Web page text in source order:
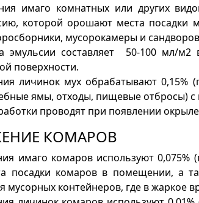
имаго комнатных или других
которой орошают места посадки
мусорокамеры и
эмульсии составляет 50-100 мл/м2
поверхности.
личинок мух обрабатывают 0,15%
ямы, отходы, пищевые отбросы) с
проводят при появлении
КОМАРОВ
имаго комаров используют
посадки комаров в помещении, а
мусорных контейнеров, где в жаркое